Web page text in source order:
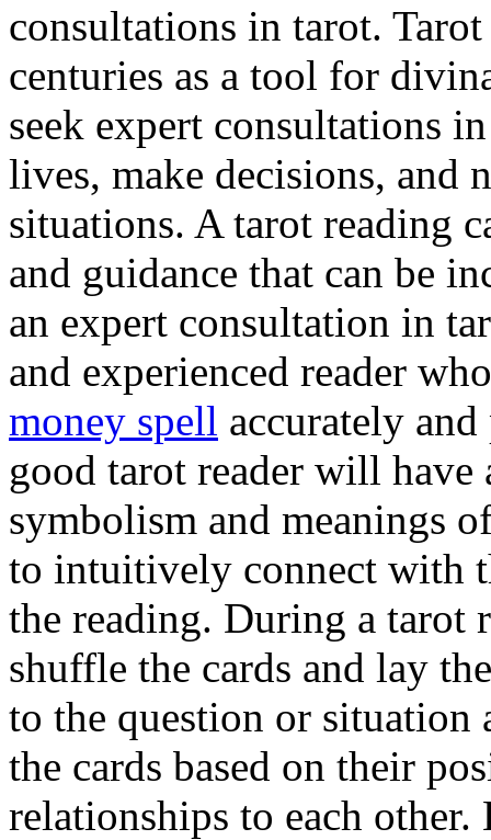
consultations in tarot.
centuries as a tool for
seek expert consultations
lives, make decisions, and
situations. A tarot reading
and guidance that can be
an expert consultation in
and experienced reader
money spell accurately
good tarot reader will have
symbolism and meanings
to intuitively connect with
the reading. During a
shuffle the cards and lay
to the question or
the cards based on their
relationships to each